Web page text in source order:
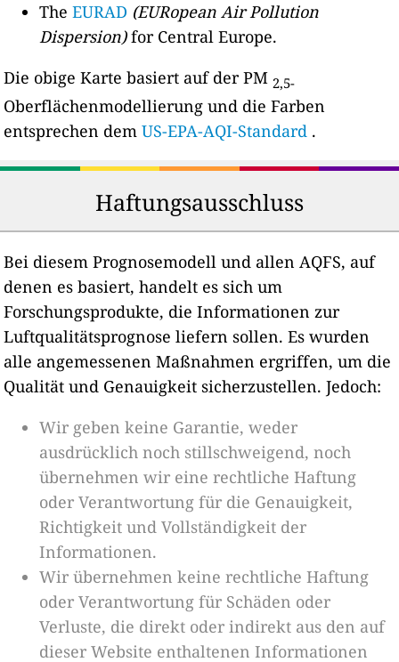
TheEURAD (EURopean Air Pollution
Dispersion)for Central Europe.
Die obige Karte basiert auf der PM 2,5-
Oberflächenmodellierung und die Farben
entsprechen demUS-EPA-AQI-Standard .
Haftungsausschluss
Bei diesem Prognosemodell und allen AQFS, auf
denen es basiert, handelt es sich um
Forschungsprodukte, die Informationen zur
Luftqualitätsprognose liefern sollen. Es wurden
alle angemessenen Maßnahmen ergriffen, um die
Qualität und Genauigkeit sicherzustellen. Jedoch:
Wir geben keine Garantie, weder
ausdrücklich noch stillschweigend, noch
übernehmen wir eine rechtliche Haftung
oder Verantwortung für die Genauigkeit,
Richtigkeit und Vollständigkeit der
Informationen.
Wir übernehmen keine rechtliche Haftung
oder Verantwortung für Schäden oder
Verluste, die direkt oder indirekt aus den auf
dieser Website enthaltenen Informationen